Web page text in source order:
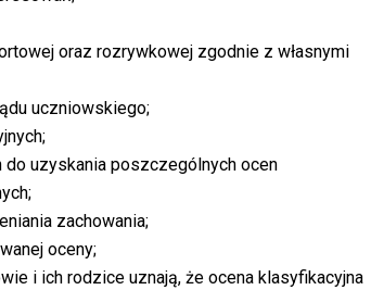
oraz rozrywkowej zgodnie z własnymi
uczniowskiego;
do uzyskania poszczególnych ocen
zachowania;
oceny;
i ich rodzice uznają, że ocena klasyfikacyjna